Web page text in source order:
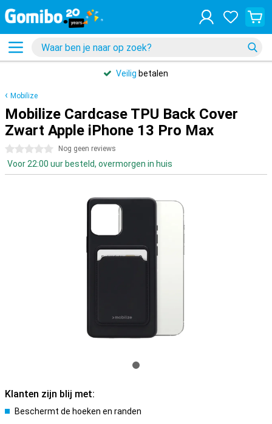
Veilig betalen
Mobilize
Mobilize Cardcase TPU Back Cover
Zwart Apple iPhone 13 Pro Max
0 sterren Nog geen reviews
Voor 22:00 uur besteld, overmorgen in huis
Klanten zijn blij met:
Beschermt de hoeken en randen